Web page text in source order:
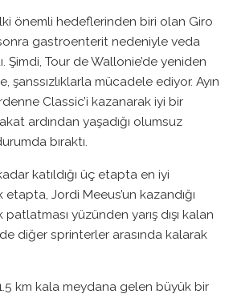
önemli hedeflerinden biri olan Giro
gastroenterit nedeniyle veda
Şimdi, Tour de Wallonie’de yeniden
şanssızlıklarla mücadele ediyor. Ayın
Classic’i kazanarak iyi bir
ardından yaşadığı olumsuz
bıraktı.
katıldığı üç etapta en iyi
etapta, Jordi Meeus’un kazandığı
yüzünden yarış dışı kalan
diğer sprinterler arasında kalarak
km kala meydana gelen büyük bir